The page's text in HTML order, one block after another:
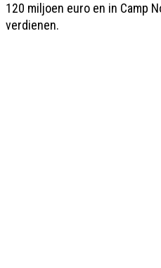
120 miljoen euro en in Camp
verdienen.